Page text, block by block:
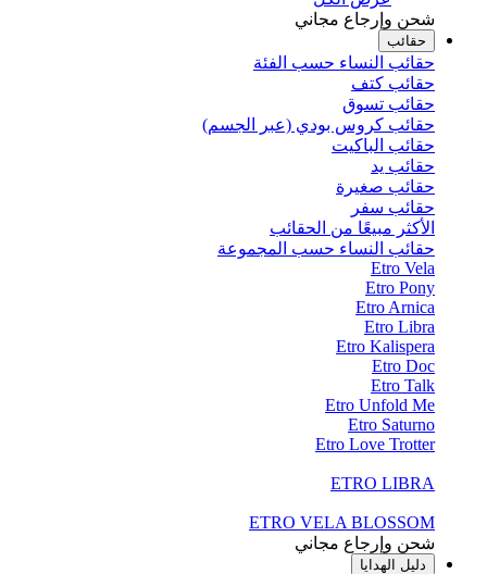
شحن وإرجاع مجاني
حقائب
حقائب النساء حسب الفئة
حقائب كتف
حقائب تسوق
حقائب كروس بودي (عبر الجسم)
حقائب الباكيت
حقائب يد
حقائب صغيرة
حقائب سفر
الأكثر مبيعًا من الحقائب
حقائب النساء حسب المجموعة
Etro Vela
Etro Pony
Etro Arnica
Etro Libra
Etro Kalispera
Etro Doc
Etro Talk
Etro Unfold Me
Etro Saturno
Etro Love Trotter
ETRO LIBRA
ETRO VELA BLOSSOM
شحن وإرجاع مجاني
دليل الهدايا